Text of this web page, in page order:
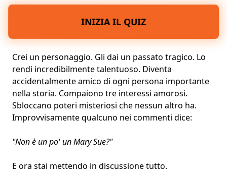
INIZIA IL QUIZ
Crei un personaggio. Gli dai un passato tragico. Lo
rendi incredibilmente talentuoso. Diventa
accidentalmente amico di ogni persona importante
nella storia. Compaiono tre interessi amorosi.
Sbloccano poteri misteriosi che nessun altro ha.
Improvvisamente qualcuno nei commenti dice:
"Non è un po' un Mary Sue?"
E ora stai mettendo in discussione tutto.